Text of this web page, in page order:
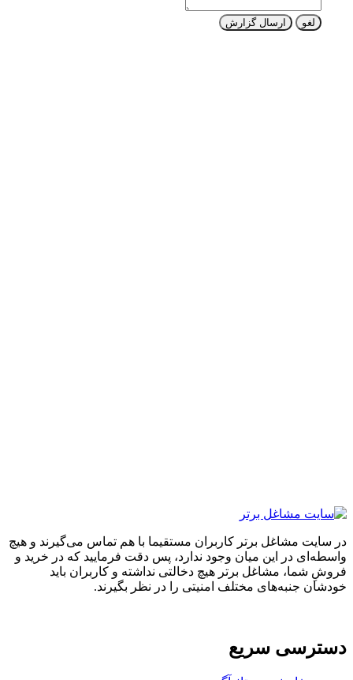
ارسال گزارش
مشاغل برتر کاربران مستقیما با هم تماس می‌گیرند و هیچ
در این میان وجود ندارد، پس دقت فرمایید که در خرید و
شما، مشاغل برتر هیچ دخالتی نداشته و کاربران باید
جنبه‌های مختلف امنیتی را در نظر بگیرند.
سریع